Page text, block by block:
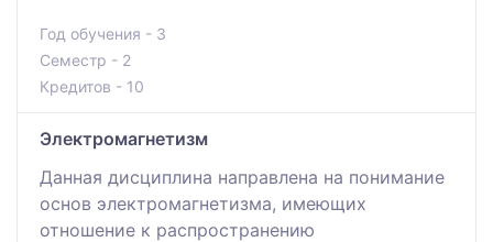
Год обучения - 3
Семестр - 2
Кредитов - 10
Электромагнетизм
Данная дисциплина направлена на понимание
основ электромагнетизма, имеющих
отношение к распространению